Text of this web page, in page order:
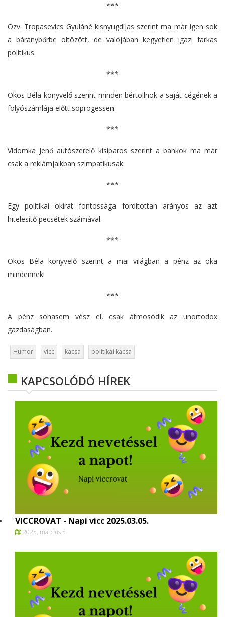
***
Özv. Tropasevics Gyuláné kisnyugdíjas szerint ma már igen sok
a báránybőrbe öltözött, de valójában kegyetlen igazi farkas
politikus.
***
Okos Béla könyvelő szerint minden bértollnok a saját cégének a
folyószámlája előtt söprögessen.
***
Vidomka Jenő autószerelő kisiparos szerint a bankok ma már
csak a reklámjaikban szimpatikusak.
***
Egy politikai okirat fontossága fordítottan arányos az azt
hitelesítő pecsétek számával.
***
Okos Béla könyvelő szerint a mai világban a pénz az oka
mindennek!
***
A pénz sohasem vész el, csak átmosódik az unortodox
gazdaságban.
Humor vicc kacsa politikai kacsa
KAPCSOLÓDÓ HÍREK
VICCROVAT - Napi vicc 2025.03.05.
2025. március 5.